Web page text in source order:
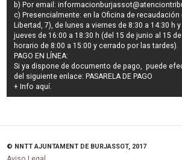
b) Por email:
c) Presencialmente: en la Oficina de recaudación
Libertad, 7), de lunes a viernes de 8:30 a 14:30 h
jueves de 16:00 a 18:30 h (del 15 de junio al 15
horario de 8:00 a 15:00 y cerrado por las tardes).
PAGO EN LÍNEA:
Si ya dispone de documento de pago, puede
del siguiente enlace: PASARELA DE PAGO
+ Info aquí.
© NNTT AJUNTAMENT DE BURJASSOT, 2017